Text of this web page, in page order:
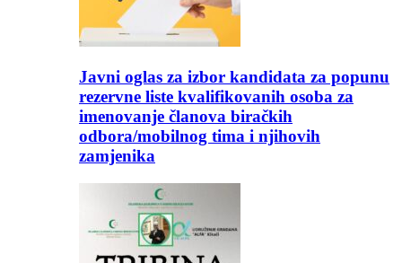
Javni oglas za izbor kandidata za popunu
rezervne liste kvalifikovanih osoba za
imenovanje članova biračkih
odbora/mobilnog tima i njihovih
zamjenika